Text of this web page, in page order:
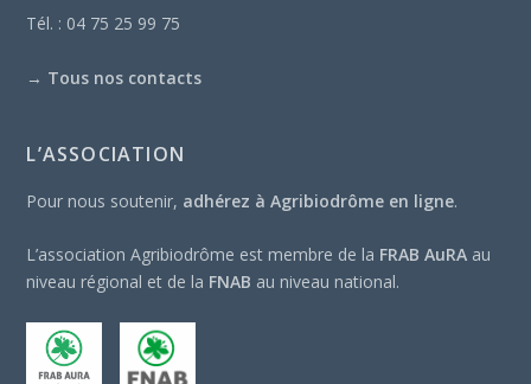
Tél. : 04 75 25 99 75
→ Tous nos contacts
L’ASSOCIATION
Pour nous soutenir, adhérez à Agribiodrôme en ligne.
L’association Agribiodrôme est membre de la FRAB AuRA au
niveau régional et de la FNAB au niveau national.